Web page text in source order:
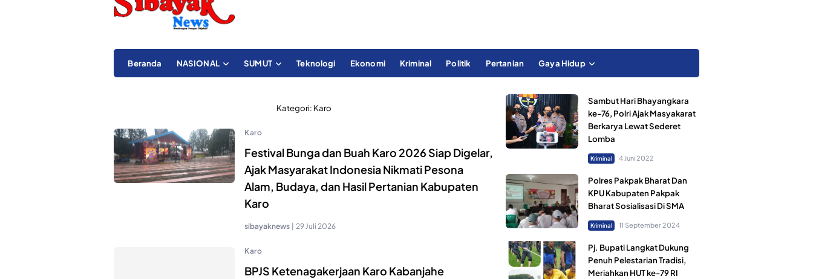
Beranda NASIONAL SUMUT Teknologi Ekonomi Kriminal Politik Pertanian Gaya Hidup
Kategori: Karo
Karo
Festival Bunga dan Buah Karo 2026 Siap Digelar,
Ajak Masyarakat Indonesia Nikmati Pesona
Alam, Budaya, dan Hasil Pertanian Kabupaten
Karo
sibayaknews 29 Juli 2026
Karo
BPJS Ketenagakerjaan Karo Kabanjahe
Sambut Hari Bhayangkara
ke-76, Polri Ajak Masyakarat
Berkarya Lewat Sederet
Lomba
Kriminal 4 Juni 2022
Polres Pakpak Bharat Dan
KPU Kabupaten Pakpak
Bharat Sosialisasi Di SMA
Kriminal 11 September 2024
Pj. Bupati Langkat Dukung
Penuh Pelestarian Tradisi,
Meriahkan HUT ke-79 RI